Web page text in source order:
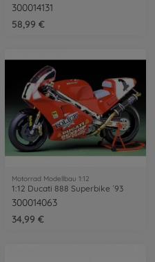
300014131
58,99 €
Motorrad Modellbau 1:12
1:12 Ducati 888 Superbike ´93
300014063
34,99 €